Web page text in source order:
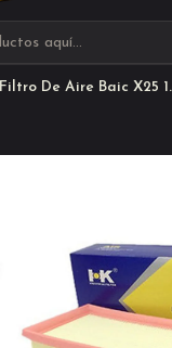
Filtro De Aire Baic X25